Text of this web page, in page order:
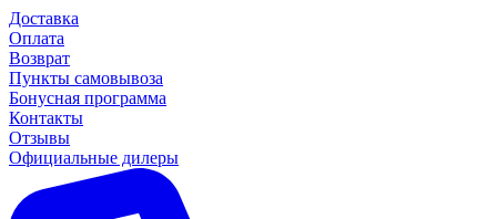
Доставка
Оплата
Возврат
Пункты самовывоза
Бонусная программа
Контакты
Отзывы
Официальные дилеры